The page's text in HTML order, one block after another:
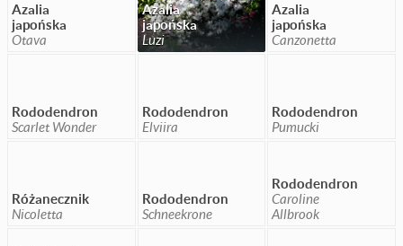
Azalia
japońska
Otava
Azalia
japońska
Luzi
Azalia
japońska
Canzonetta
Rododendron
Scarlet Wonder
Rododendron
Elviira
Rododendron
Pumucki
Różanecznik
Nicoletta
Rododendron
Schneekrone
Rododendron
Caroline
Allbrook